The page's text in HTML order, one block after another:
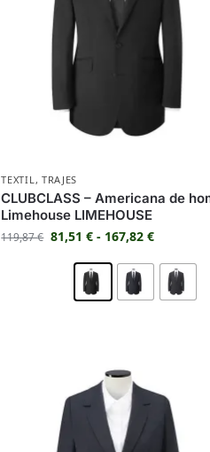
TEXTIL , TRAJES
CLUBCLASS – Americana de
Limehouse LIMEHOUSE
119,87€ 81,51€ - 167,82€